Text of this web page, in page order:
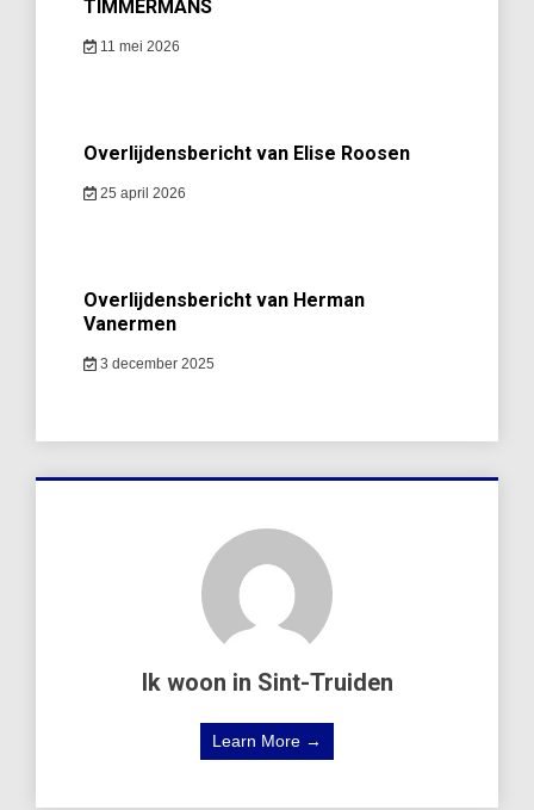
TIMMERMANS
11 mei 2026
Overlijdensbericht van Elise Roosen
25 april 2026
Overlijdensbericht van Herman
Vanermen
3 december 2025
Ik woon in Sint-Truiden
Learn More →